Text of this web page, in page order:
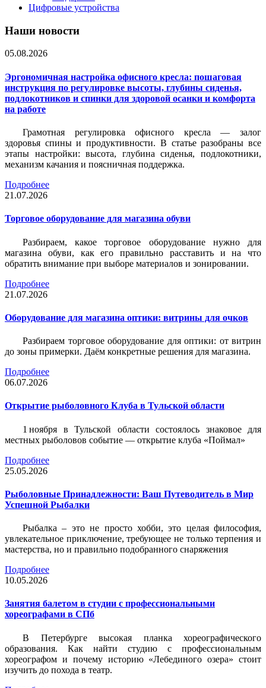
Цифровые устройства
Наши новости
05.08.2026
Эргономичная настройка офисного кресла: пошаговая
инструкция по регулировке высоты, глубины сиденья,
подлокотников и спинки для здоровой осанки и комфорта
на работе
Грамотная регулировка офисного кресла — залог
здоровья спины и продуктивности. В статье разобраны все
этапы настройки: высота, глубина сиденья, подлокотники,
механизм качания и поясничная поддержка.
Подробнее
21.07.2026
Торговое оборудование для магазина обуви
Разбираем, какое торговое оборудование нужно для
магазина обуви, как его правильно расставить и на что
обратить внимание при выборе материалов и зонировании.
Подробнее
21.07.2026
Оборудование для магазина оптики: витрины для очков
Разбираем торговое оборудование для оптики: от витрин
до зоны примерки. Даём конкретные решения для магазина.
Подробнее
06.07.2026
Открытие рыболовного Клуба в Тульской области
1 ноября в Тульской области состоялось знаковое для
местных рыболовов событие — открытие клуба «Поймал»
Подробнее
25.05.2026
Рыболовные Принадлежности: Ваш Путеводитель в Мир
Успешной Рыбалки
Рыбалка – это не просто хобби, это целая философия,
увлекательное приключение, требующее не только терпения и
мастерства, но и правильно подобранного снаряжения
Подробнее
10.05.2026
Занятия балетом в студии с профессиональными
хореографами в СПб
В Петербурге высокая планка хореографического
образования. Как найти студию с профессиональным
хореографом и почему историю «Лебединого озера» стоит
изучить до похода в театр.